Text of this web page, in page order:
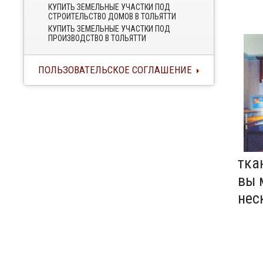
КУПИТЬ ЗЕМЕЛЬНЫЕ УЧАСТКИ ПОД
СТРОИТЕЛЬСТВО ДОМОВ В ТОЛЬЯТТИ
КУПИТЬ ЗЕМЕЛЬНЫЕ УЧАСТКИ ПОД
ПРОИЗВОДСТВО В ТОЛЬЯТТИ
ПОЛЬЗОВАТЕЛЬСКОЕ СОГЛАШЕНИЕ
вы